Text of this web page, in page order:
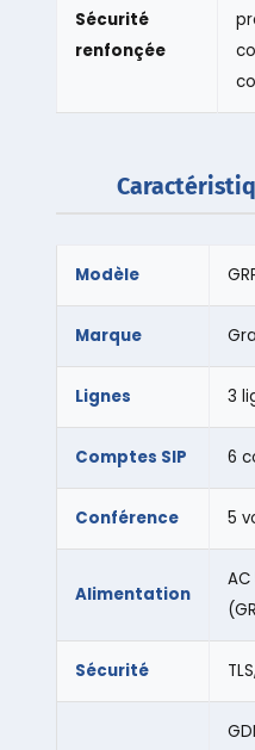
Sécurité
renfonçée
Modèle
Marque
Lignes 3
Comptes SIP 6
Conférence 5
Alimentation
AC
Sécurité